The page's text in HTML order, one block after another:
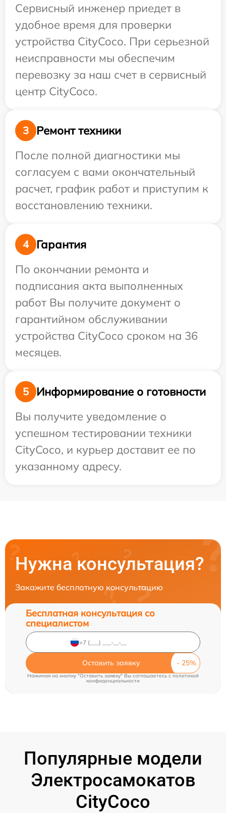
Сервисный инженер приедет в
удобное время для проверки
устройства CityCoco. При серьезной
неисправности мы обеспечим
перевозку за наш счет в сервисный
центр CityCoco.
3
Ремонт техники
После полной диагностики мы
согласуем с вами окончательный
расчет, график работ и приступим к
восстановлению техники.
4
Гарантия
По окончании ремонта и
подписания акта выполненных
работ Вы получите документ о
гарантийном обслуживании
устройства CityCoco сроком на 36
месяцев.
5
Информирование о готовности
Вы получите уведомление о
успешном тестировании техники
CityCoco, и курьер доставит ее по
указанному адресу.
Нужна консультация?
Закажите бесплатную консультацию
Бесплатная консультация со
специалистом
Оставить заявку
Нажимая на кнопку "Оставить заявку" Вы соглашаетесь cполитикой
конфиденциальности
Популярные модели
Электросамокатов
CityCoco